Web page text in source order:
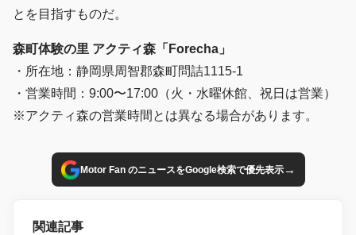
とを目指すものだ。
森町体験の里 アクティ森「Forecha」
・所在地：静岡県周智郡森町問詰1115-1
・営業時間：9:00〜17:00（火・水曜休館、祝日は営業）
※アクティ森の営業時間とは異なる場合があります。
Motor Fan のニュースをGoogle検索で優先表示→
関連記事